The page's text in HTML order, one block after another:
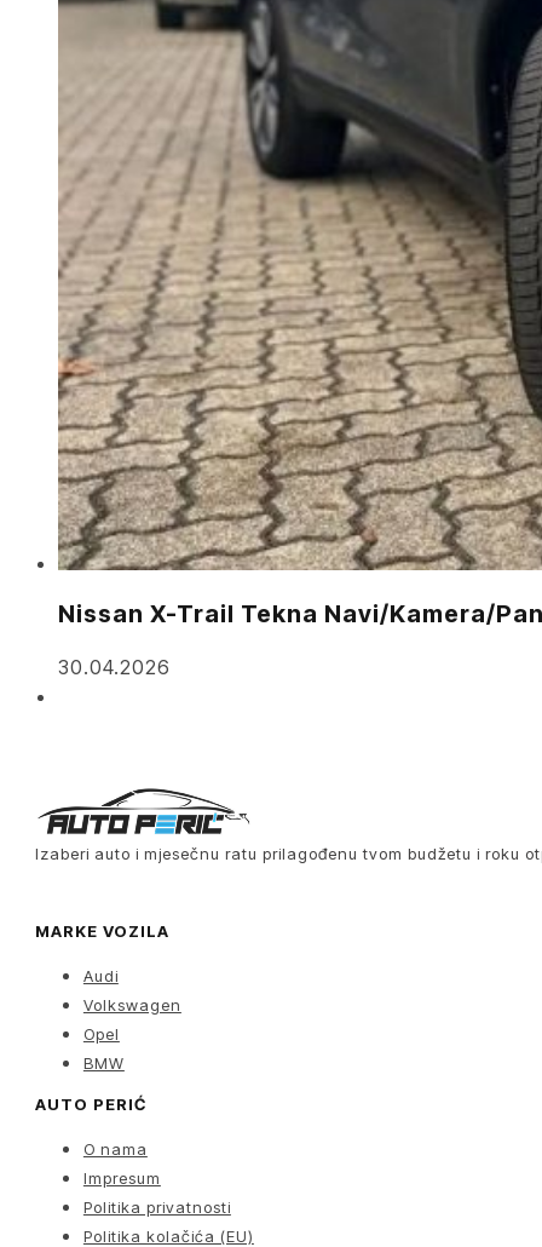
Nissan X-Trail Tekna Navi/Kamera/
30.04.2026
Izaberi auto i mjesečnu ratu prilagođenu tvom budžetu i roku
MARKE VOZILA
Audi
Volkswagen
Opel
BMW
AUTO PERIĆ
O nama
Impresum
Politika privatnosti
Politika kolačića (EU)